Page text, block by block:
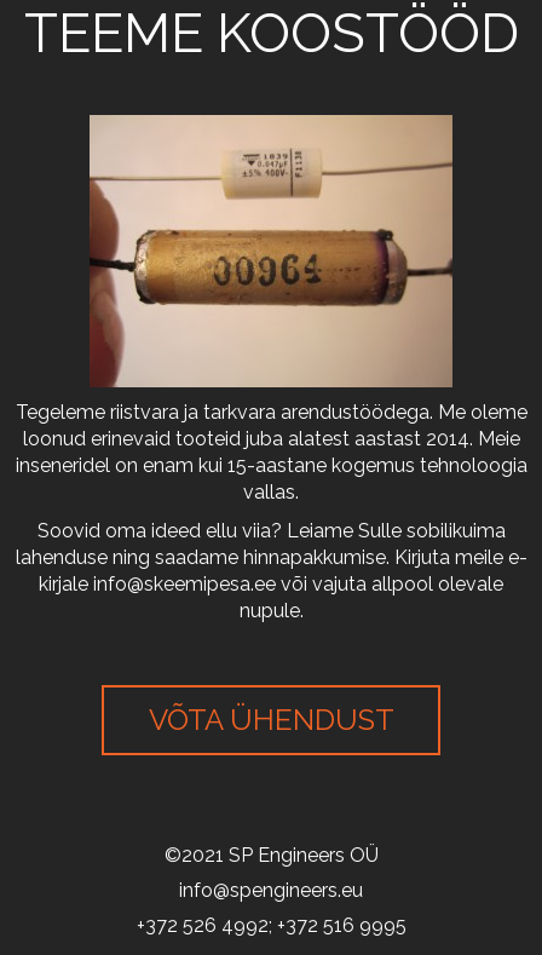
TEEME KOOSTÖÖD
Tegeleme riistvara ja tarkvara arendustöödega. Me oleme
loonud erinevaid tooteid juba alatest aastast 2014. Meie
inseneridel on enam kui 15-aastane kogemus tehnoloogia
vallas.
Soovid oma ideed ellu viia? Leiame Sulle sobilikuima
lahenduse ning saadame hinnapakkumise. Kirjuta meile e-
kirjale info@skeemipesa.ee või vajuta allpool olevale
nupule.
VÕTA ÜHENDUST
©2021 SP Engineers OÜ
info@spengineers.eu
+372 526 4992; +372 516 9995